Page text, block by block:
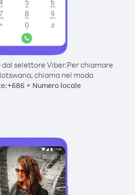
selettore Viber.Per chiamare
chiama nel modo
+686 + Numero locale